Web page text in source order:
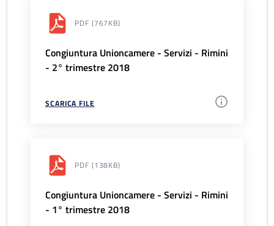
PDF (767KB)
Congiuntura Unioncamere - Servizi - Rimini
- 2° trimestre 2018
SCARICA FILE
PDF (138KB)
Congiuntura Unioncamere - Servizi - Rimini
- 1° trimestre 2018